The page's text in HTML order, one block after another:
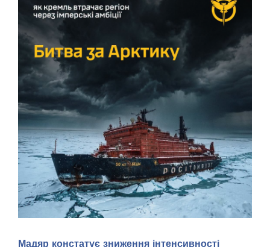
Мадяр констатує зниження інтенсивності